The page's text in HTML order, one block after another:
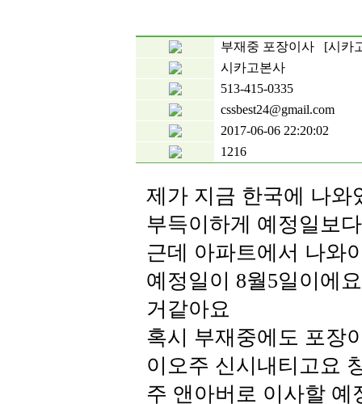
부재중 포장이사 [시카
시카고본사
513-415-0335
cssbest24@gmail.com
2017-06-06 22:20:02
1216
제가 지금 한국에 나와
부득이하게 예정일보
근데 아파트에서 나와
예정일이 8월5일이에
거같아요
혹시 부재중에도 포장
이오주 신시내티고요
주 앤아버로 이사할 예